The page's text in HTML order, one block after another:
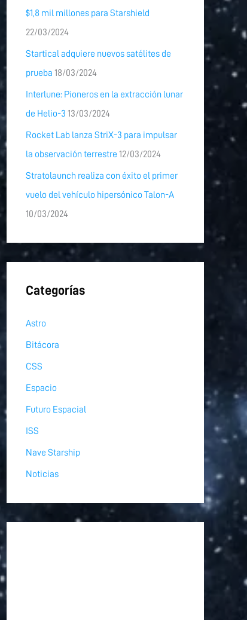
$1,8 mil millones para Starshield
22/03/2024
Startical adquiere nuevos satélites de
prueba 18/03/2024
Interlune: Pioneros en la extracción lunar
de Helio-3 13/03/2024
Rocket Lab lanza StriX-3 para impulsar
la observación terrestre 12/03/2024
Stratolaunch realiza con éxito el primer
vuelo del vehículo hipersónico Talon-A
10/03/2024
Categorías
Astro
Bitácora
CSS
Espacio
Futuro Espacial
ISS
Nave Starship
Noticias